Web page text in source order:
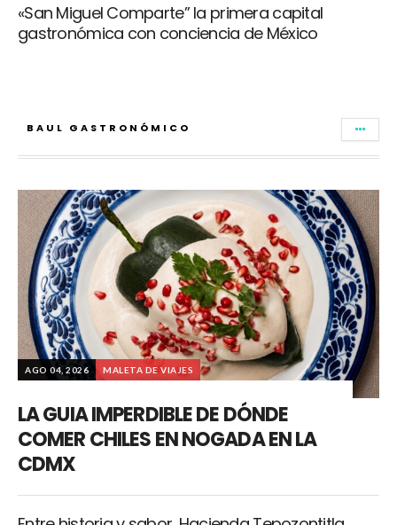
«San Miguel Comparte” la primera capital
gastronómica con conciencia de México
BAUL GASTRONÓMICO
AGO 04, 2026 MALETA DE VIAJES
LA GUIA IMPERDIBLE DE DÓNDE
COMER CHILES EN NOGADA EN LA
CDMX